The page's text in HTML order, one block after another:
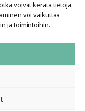
voivat kerätä tietoja.
voi vaikuttaa
ja toimintoihin.